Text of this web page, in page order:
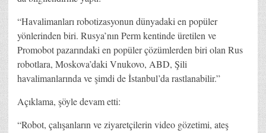
“Havalimanları robotizasyonun dünyadaki en popüler
yönlerinden biri. Rusya’nın Perm kentinde üretilen ve
Promobot pazarındaki en popüler çözümlerden biri olan Rus
robotlara, Moskova’daki Vnukovo, ABD, Şili
havalimanlarında ve şimdi de İstanbul’da rastlanabilir.”
Açıklama, şöyle devam etti:
“Robot, çalışanların ve ziyaretçilerin video gözetimi, ateş